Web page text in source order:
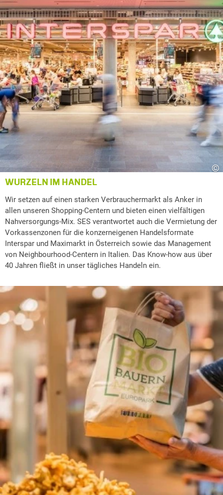
©
WURZELN IM HANDEL
Wir setzen auf einen starken Verbrauchermarkt als Anker in
allen unseren Shopping-Centern und bieten einen vielfältigen
Nahversorgungs-Mix. SES verantwortet auch die Vermietung der
Vorkassenzonen für die konzerneigenen Handelsformate
Interspar und Maximarkt in Österreich sowie das Management
von Neighbourhood-Centern in Italien. Das Know-how aus über
40 Jahren fließt in unser tägliches Handeln ein.